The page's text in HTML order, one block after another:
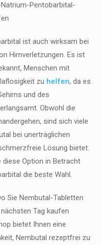
Pentobarbital-
ist auch wirksam bei
Hirnverletzungen. Es ist
Menschen mit
zu helfen, da es
und des
Obwohl die
sind sich viele
bei unerträglichen
Lösung bietet.
diese Option in Betracht
die beste Wahl.
Sie Nembutal-Tabletten
Tag kaufen
bietet Ihnen eine
Nembutal rezeptfrei zu